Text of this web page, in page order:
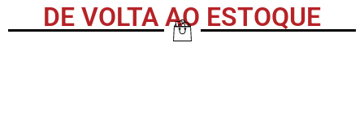
DE VOLTA AO ESTOQUE